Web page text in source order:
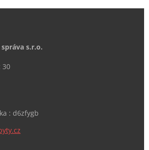
s.r.o.
30
: d6zfygb
.cz